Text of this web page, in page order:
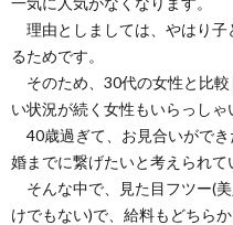
理由としましては、やはり子
るためです。
そのため、30代の女性と比
い状況が続く女性もいらっしゃ
40歳過ぎて、お見合いがで
婚までに繋げたいと考えられて
そんな中で、見た目フツー(
けでもない)で、給料もどちら